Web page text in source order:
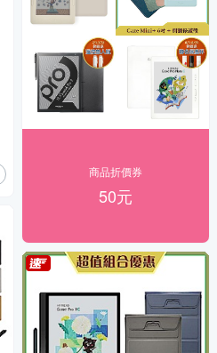
商品折價券
50元